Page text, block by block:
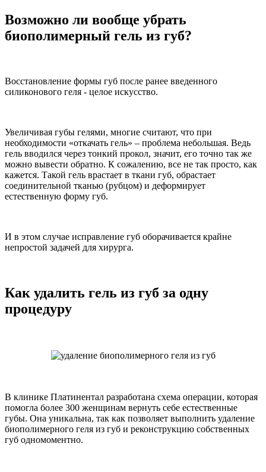
Возможно ли вообще убрать
биополимерный гель из губ?
Восстановление формы губ после ранее введенного
силиконового геля - целое искусство.
Увеличивая губы гелями, многие считают, что при
необходимости «откачать гель» – проблема небольшая. Ведь
гель вводился через тонкий прокол, значит, его точно так же
можно вывести обратно. К сожалению, все не так просто, как
кажется. Такой гель врастает в ткани губ, обрастает
соединительной тканью (рубцом) и деформирует
естественную форму губ.
И в этом случае исправление губ оборачивается крайне
непростой задачей для хирурга.
Как удалить гель из губ за одну
процедуру
В клинике Платинентал разработана схема операции, которая
помогла более 300 женщинам вернуть себе естественные
губы. Она уникальна, так как позволяет выполнить удаление
биополимерного геля из губ и реконструкцию собственных
губ одномоментно.